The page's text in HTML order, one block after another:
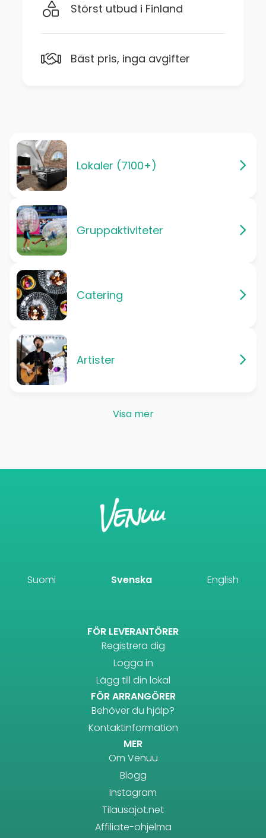
Störst utbud i Finland
Bäst pris, inga avgifter
Lokaler (7100+)
Gruppaktiviteter
Catering
Artister
Visa mer
Suomi Svenska English
FÖR LEVERANTÖRER
Registrera dig
Logga in
Lägg till din lokal
FÖR ARRANGÖRER
Behöver du hjälp?
Kontaktinformation
MER
Om Venuu
Blogg
Instagram
Tilausajot.net
Affiliate-ohjelma